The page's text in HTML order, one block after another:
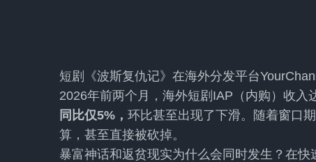
短剧《波斯复仇记》在海外分发平台
2026年前两个月，海外短剧IAP（内购）收入
同比仅5%， 环比甚至出现了下滑。随着窗口
算，甚至直接被砍掉。
暴富神话和返贫现实为什么会同时发生？在